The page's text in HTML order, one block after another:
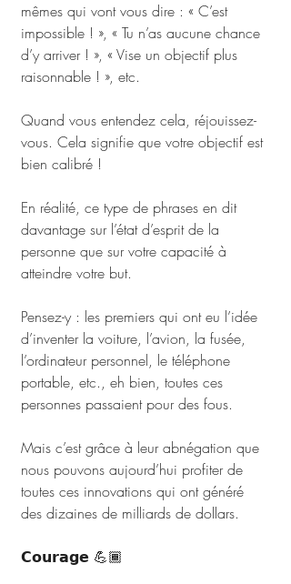
mêmes qui vont vous dire : « C’est
impossible ! », « Tu n’as aucune chance
d’y arriver ! », « Vise un objectif plus
raisonnable ! », etc.
Quand vous entendez cela, réjouissez-
vous. Cela signifie que votre objectif est
bien calibré !
En réalité, ce type de phrases en dit
davantage sur l’état d’esprit de la
personne que sur votre capacité à
atteindre votre but.
Pensez-y : les premiers qui ont eu l’idée
d’inventer la voiture, l’avion, la fusée,
l’ordinateur personnel, le téléphone
portable, etc., eh bien, toutes ces
personnes passaient pour des fous.
Mais c’est grâce à leur abnégation que
nous pouvons aujourd’hui profiter de
toutes ces innovations qui ont généré
des dizaines de milliards de dollars.
𝗖𝗼𝘂𝗿𝗮𝗴𝗲 💪🏾